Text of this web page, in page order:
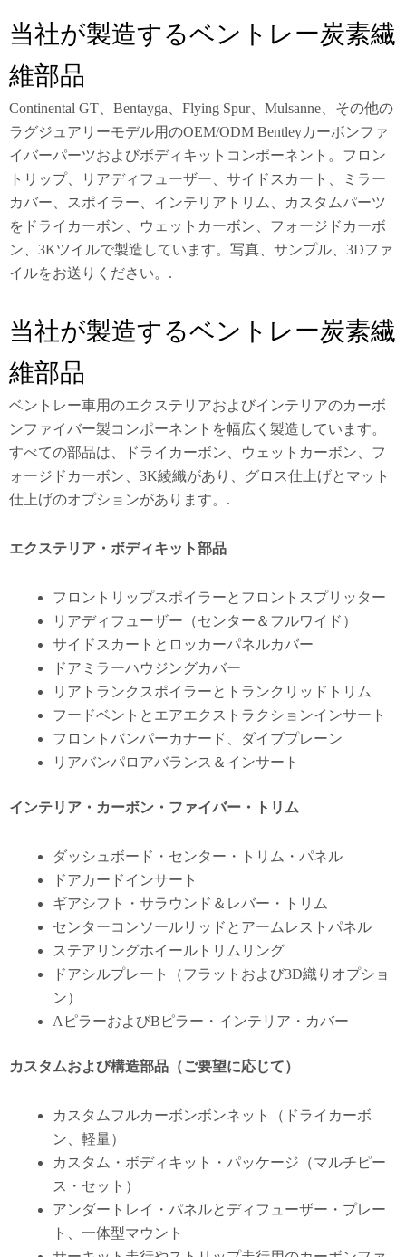
当社が製造するベントレー炭素繊
維部品
Continental GT、Bentayga、Flying Spur、Mulsanne、その他の
ラグジュアリーモデル用のOEM/ODM Bentleyカーボンファ
イバーパーツおよびボディキットコンポーネント。フロン
トリップ、リアディフューザー、サイドスカート、ミラー
カバー、スポイラー、インテリアトリム、カスタムパーツ
をドライカーボン、ウェットカーボン、フォージドカーボ
ン、3Kツイルで製造しています。写真、サンプル、3Dファ
イルをお送りください。.
当社が製造するベントレー炭素繊
維部品
ベントレー車用のエクステリアおよびインテリアのカーボ
ンファイバー製コンポーネントを幅広く製造しています。
すべての部品は、ドライカーボン、ウェットカーボン、フ
ォージドカーボン、3K綾織があり、グロス仕上げとマット
仕上げのオプションがあります。.
エクステリア・ボディキット部品
フロントリップスポイラーとフロントスプリッター
リアディフューザー（センター＆フルワイド）
サイドスカートとロッカーパネルカバー
ドアミラーハウジングカバー
リアトランクスポイラーとトランクリッドトリム
フードベントとエアエクストラクションインサート
フロントバンパーカナード、ダイブプレーン
リアバンパロアバランス＆インサート
インテリア・カーボン・ファイバー・トリム
ダッシュボード・センター・トリム・パネル
ドアカードインサート
ギアシフト・サラウンド＆レバー・トリム
センターコンソールリッドとアームレストパネル
ステアリングホイールトリムリング
ドアシルプレート（フラットおよび3D織りオプショ
ン）
AピラーおよびBピラー・インテリア・カバー
カスタムおよび構造部品（ご要望に応じて）
カスタムフルカーボンボンネット（ドライカーボ
ン、軽量）
カスタム・ボディキット・パッケージ（マルチピー
ス・セット）
アンダートレイ・パネルとディフューザー・プレー
ト、一体型マウント